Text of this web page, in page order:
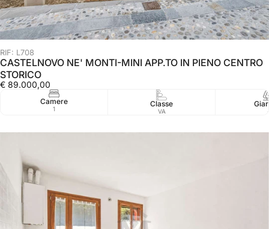
RIF: L708
CASTELNOVO NE' MONTI-MINI APP.TO IN PIENO CENTRO
STORICO
€ 89.000,00
Camere
1
Classe
VA